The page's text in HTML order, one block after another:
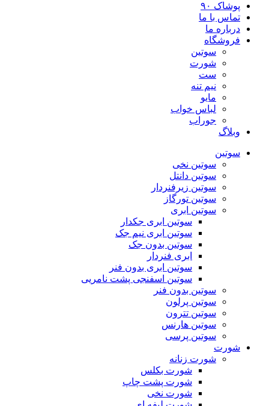
پوشاک ۹۰
تماس با ما
درباره ما
فروشگاه
سوتین
شورت
ست
نیم تنه
مایو
لباس خواب
جوراب
وبلاگ
سوتین
سوتین نخی
سوتین دانتل
سوتین زیرفنردار
سوتین تورگاز
سوتین ابری
سوتین ابری جکدار
سوتین ابری نیم جک
سوتین بدون جک
ابری فنردار
سوتین ابری بدون فنر
سوتین اسفنجی پشت نامریی
سوتین بدون فنر
سوتین پرلون
سوتین تترون
سوتین هارنس
سوتین پرسی
شورت
شورت زنانه
شورت بکلس
شورت پشت چاپ
شورت نخی